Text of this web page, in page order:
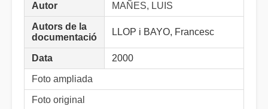
Autor MAÑES, LUIS
Autors de la
documentació
LLOP i BAYO, Francesc
Data 2000
Foto ampliada
Foto original